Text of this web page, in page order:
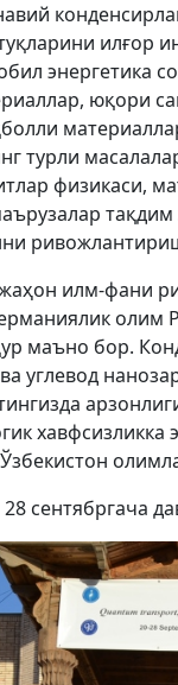
илғор
энергетика
юқори
турли
физикаси,
илм-фани
маъно бор.
углевод
сентябргача